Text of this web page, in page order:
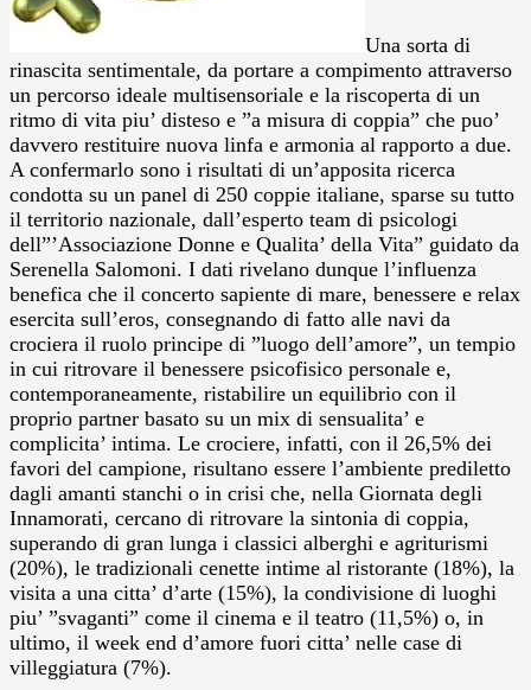
Una sorta di
rinascita sentimentale, da portare a compimento attraverso
un percorso ideale multisensoriale e la riscoperta di un
ritmo di vita piu’ disteso e ”a misura di coppia” che puo’
davvero restituire nuova linfa e armonia al rapporto a due.
A confermarlo sono i risultati di un’apposita ricerca
condotta su un panel di 250 coppie italiane, sparse su tutto
il territorio nazionale, dall’esperto team di psicologi
dell”’Associazione Donne e Qualita’ della Vita” guidato da
Serenella Salomoni. I dati rivelano dunque l’influenza
benefica che il concerto sapiente di mare, benessere e relax
esercita sull’eros, consegnando di fatto alle navi da
crociera il ruolo principe di ”luogo dell’amore”, un tempio
in cui ritrovare il benessere psicofisico personale e,
contemporaneamente, ristabilire un equilibrio con il
proprio partner basato su un mix di sensualita’ e
complicita’ intima. Le crociere, infatti, con il 26,5% dei
favori del campione, risultano essere l’ambiente prediletto
dagli amanti stanchi o in crisi che, nella Giornata degli
Innamorati, cercano di ritrovare la sintonia di coppia,
superando di gran lunga i classici alberghi e agriturismi
(20%), le tradizionali cenette intime al ristorante (18%), la
visita a una citta’ d’arte (15%), la condivisione di luoghi
piu’ ”svaganti” come il cinema e il teatro (11,5%) o, in
ultimo, il week end d’amore fuori citta’ nelle case di
villeggiatura (7%).